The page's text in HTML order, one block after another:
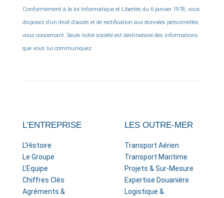
Conformément à la loi Informatique et Libertés du 6 janvier 1978, vous
disposez d’un droit d’accès et de rectification aux données personnelles
vous concernant. Seule notre société est destinataire des informations
que vous lui communiquez
L’ENTREPRISE
L’Histoire
Le Groupe
L’Equipe
Chiffres Clés
Agréments &
LES OUTRE-MER
Transport Aérien
Transport Maritime
Projets & Sur-Mesure
Expertise Douanière
Logistique &